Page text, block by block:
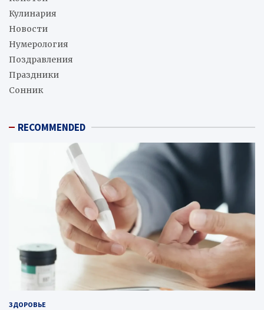
Кулинария
Новости
Нумерология
Поздравления
Праздники
Сонник
RECOMMENDED
ЗДОРОВЬЕ